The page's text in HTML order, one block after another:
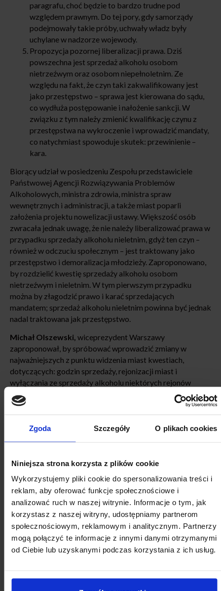
Zgoda Szczegóły O plikach cookies
Niniejsza strona korzysta z plików cookie
Wykorzystujemy pliki cookie do spersonalizowania treści i
reklam, aby oferować funkcje społecznościowe i
analizować ruch w naszej witrynie. Informacje o tym, jak
korzystasz z naszej witryny, udostępniamy partnerom
społecznościowym, reklamowym i analitycznym. Partnerzy
mogą połączyć te informacje z innymi danymi otrzymanymi
od Ciebie lub uzyskanymi podczas korzystania z ich usług.
paragrafu, choć będzie to bardzo trudne pod
względem prawnym. Do tej pory, gdy samorządy
podejmowały takie próby, uchwały władz były
uchylane w nadzorze wojewody.
Propozycja pozornej liberalizacji prawa. Dziś
powszechna jest sprzedaż alkoholu osobom
nietrzeźwym oraz osobom niepełnoletnim. Ze
względu na fakt, że czyn taki zakwalifikowany jest
jako przestępstwo – sprawa jest kierowana do sądu,
co wydłuża postępowanie i nałożenie sankcji. W
związku z tym należy zmienić kwalifikację czynu z
przestępstwa na wykroczenie i wprowadzić mandaty,
co natychmiast spowoduje skutek: przewinienie –
kara.
Biorący udział w posiedzeniu Zespołu przedstawiciele
Państwowej Agencji Rozwiązywania Problemów
Alkoholowych, ministra zdrowia, ministra spraw
wewnętrznych i administracji, a także miast poparli
założenia projektu nowelizacji ustawy. Większość osób
zwracała jednak uwagę, że nie należy liberalizować prawa w
przypadku sprzedaży alkoholu nieletnim, gdyż ten czyn –
również w odczuciu społecznym – jest traktowany jako
przestępstwo i demoralizacja młodzieży. Zaproponowano,
by rozdzielić kwestię sprzedaży alkoholu osobom
nietrzeźwym i nieletnim. W tym pierwszym przypadku
można by złagodzić prawo i karać sprzedających
mandatem; sprzedaż alkoholu nieletnim powinna być jednak
nadal traktowana jak przestępstwo.
Michał Olszewski, wiceprezydent Warszawy
zaproponował, by spróbować wprowadzić zmiany w
najważniejszych z punktu widzenia miast kwestiach,
dotyczących: godzin sprzedaży, rejonizacji miast i
wyłączania ze sprzedaży alkoholu niektórych rejonów
miasta, a także wprowadzenia rozróżnienia sprzedaży
osobom nieletnim i nietrzeźwym.
Słabością przepisów jest to, że organ wydający zezwolenie
nie może odmówić wydania zezwolenia przedsiębiorcy,
wydanie koncesji, a miasto nie ma możliwości odmówienia
mu. Ten problem też należałoby rozwiązać w projekcie.
Z propozycją tą zgodził się projektodawca ustawy, poseł
Szymon Szynkowski vel Sęk
, który do listy dodał jeszcze
wprowadzenie definicji kateringu, która jest
wykorzystywana do sprzedaży alkoholu.
Moją ambicją nie jest aby wprowadzać generalną, szeroką